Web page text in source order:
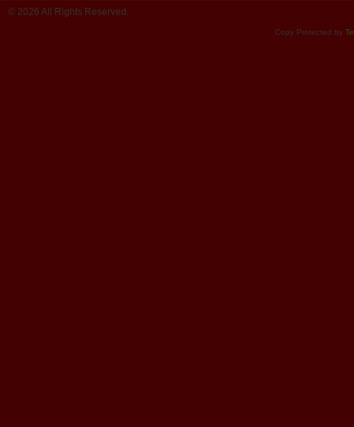
© 2026 All Rights Reserved.
Copy Protected by